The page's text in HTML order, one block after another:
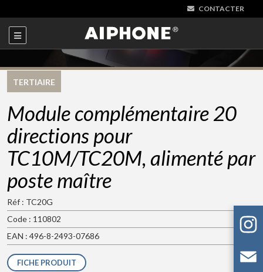
CONTACTER
TERTIAIRE
Module complémentaire 20
directions pour
TC10M/TC20M, alimenté par
poste maître
Réf : TC20G
Code : 110802
EAN : 496-8-2493-07686
FICHE PRODUIT